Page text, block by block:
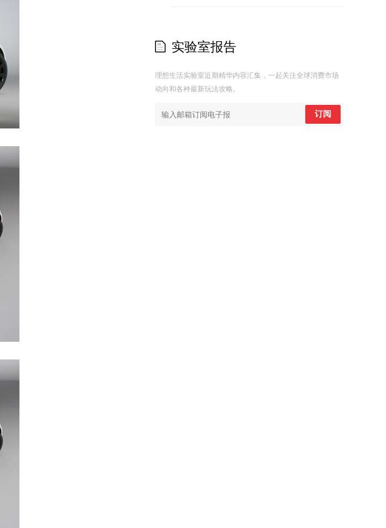
实验室报告
理想生活实验室近期精华内容汇集，一起关注全球消费市场
动向和各种最新玩法攻略。